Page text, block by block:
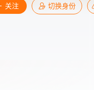
关注 切换身份